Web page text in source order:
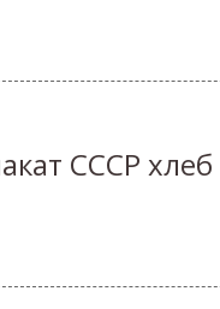
СССР хлеб